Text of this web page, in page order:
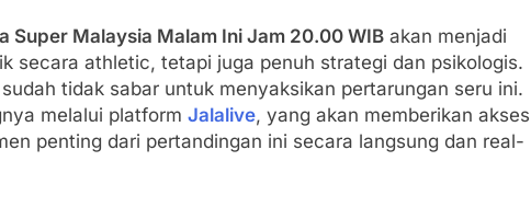
Super Malaysia Malam Ini Jam 20.00 WIB akan menjadi
secara athletic, tetapi juga penuh strategi dan psikologis.
tidak sabar untuk menyaksikan pertarungan seru ini.
melalui platform Jalalive, yang akan memberikan akses
penting dari pertandingan ini secara langsung dan real-